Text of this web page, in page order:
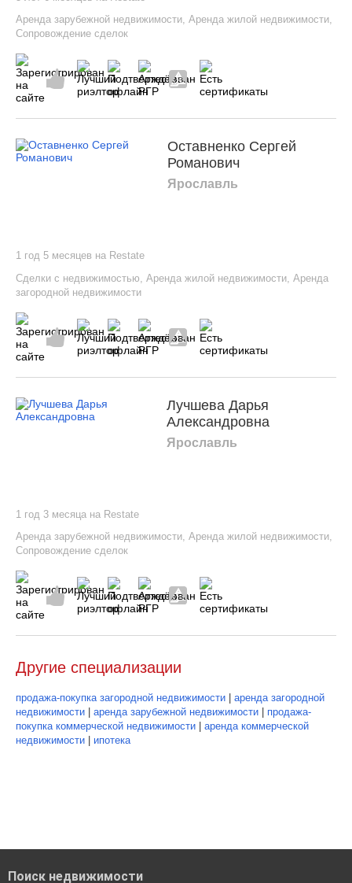
Аренда зарубежной недвижимости, Аренда жилой недвижимости,
Сопровождение сделок
Оставненко Сергей
Романович
Ярославль
1 год 5 месяцев на Restate
Сделки с недвижимостью Аренда жилой недвижимости Аренда
загородной недвижимости
Лучшева Дарья
Александровна
Ярославль
1 год 3 месяца на Restate
Аренда зарубежной недвижимости Аренда жилой недвижимости
Сопровождение сделок
Другие специализации
продажа-покупка загородной недвижимости
аренда загородной
недвижимости
аренда зарубежной недвижимости
продажа-
покупка коммерческой недвижимости
аренда коммерческой
недвижимости
ипотека
Поиск недвижимости